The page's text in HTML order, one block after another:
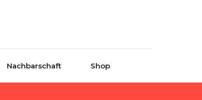
Nachbarschaft Shop